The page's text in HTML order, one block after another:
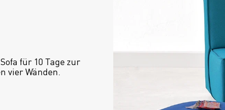
für 10 Tage zur
vier Wänden.